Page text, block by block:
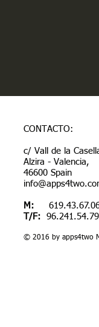
CONTACTO:
c/ Vall de la
Alzira - Valencia,
46600 Spain
M:
T/F: 96.241.54.79
© 2016 by apps4two